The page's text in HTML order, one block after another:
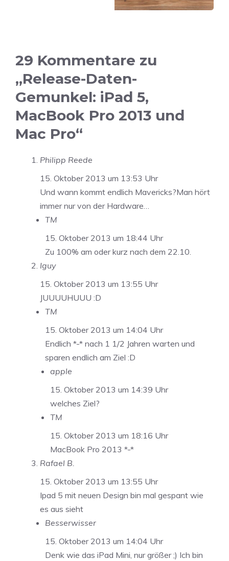
29 Kommentare zu
„Release-Daten-
Gemunkel: iPad 5,
MacBook Pro 2013 und
Mac Pro“
Philipp Reede
15. Oktober 2013 um 13:53 Uhr
Und wann kommt endlich Mavericks?Man hört
immer nur von der Hardware…
TM
15. Oktober 2013 um 18:44 Uhr
Zu 100% am oder kurz nach dem 22.10.
Iguy
15. Oktober 2013 um 13:55 Uhr
JUUUUHUUU :D
TM
15. Oktober 2013 um 14:04 Uhr
Endlich *-* nach 1 1/2 Jahren warten und
sparen endlich am Ziel :D
apple
15. Oktober 2013 um 14:39 Uhr
welches Ziel?
TM
15. Oktober 2013 um 18:16 Uhr
MacBook Pro 2013 *-*
Rafael B.
15. Oktober 2013 um 13:55 Uhr
Ipad 5 mit neuen Design bin mal gespant wie
es aus sieht
Besserwisser
15. Oktober 2013 um 14:04 Uhr
Denk wie das iPad Mini, nur größer ;) Ich bin